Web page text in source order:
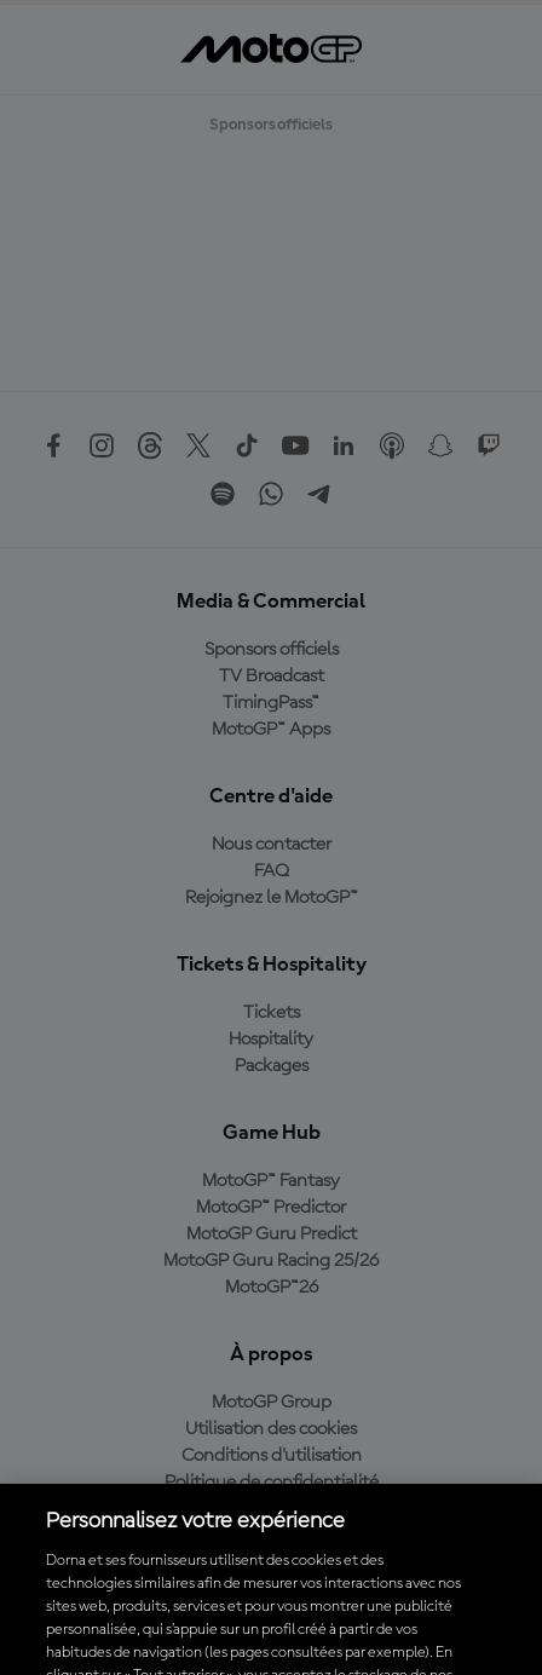
Sponsors officiels
Media & Commercial
Sponsors officiels
TV Broadcast
TimingPass™
MotoGP™ Apps
Centre d'aide
Nous contacter
FAQ
Rejoignez le MotoGP™
Tickets & Hospitality
Tickets
Hospitality
Packages
Game Hub
MotoGP™ Fantasy
MotoGP™ Predictor
MotoGP Guru Predict
MotoGP Guru Racing 25/26
MotoGP™26
À propos
MotoGP Group
Utilisation des cookies
Conditions d'utilisation
Politique de confidentialité
Politique d’achat
Télécharger l'appli officielle du MotoGP™
Personnalisez votre expérience
Dorna et ses fournisseurs utilisent des cookies et des
technologies similaires afin de mesurer vos interactions avec nos
sites web, produits, services et pour vous montrer une publicité
personnalisée, qui s’appuie sur un profil créé à partir de vos
habitudes de navigation (les pages consultées par exemple). En